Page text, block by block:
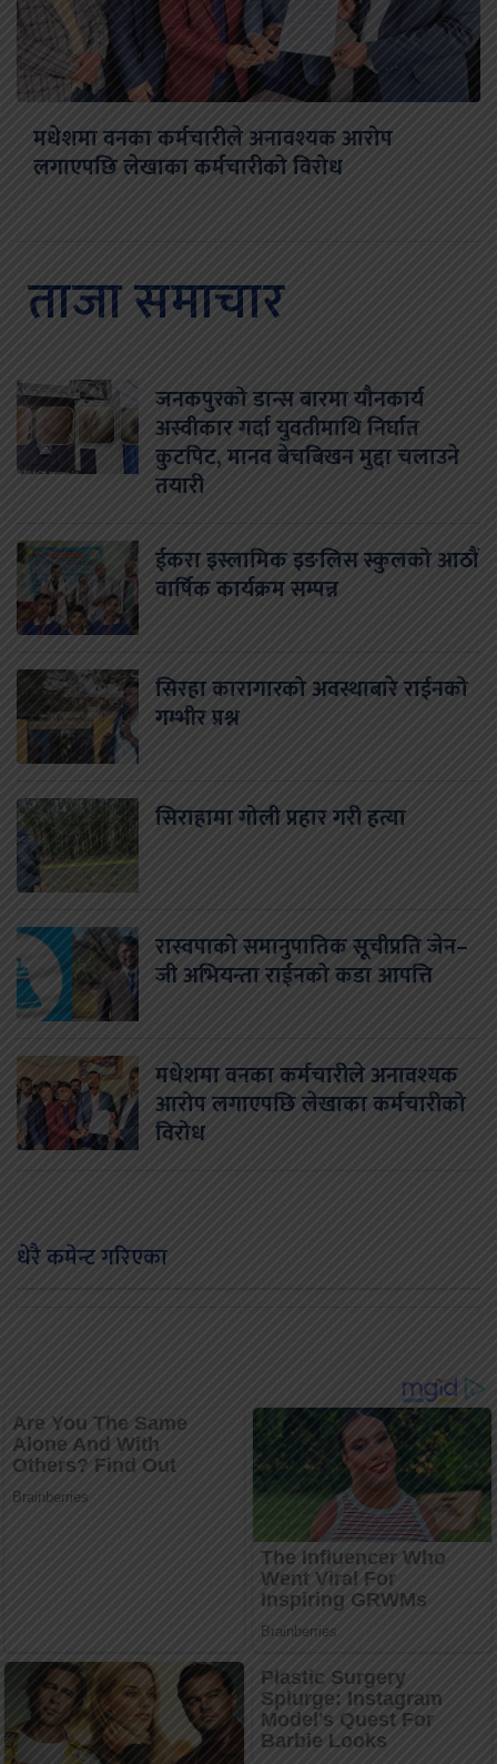
मधेशमा वनका कर्मचारीले अनावश्यक आरोप
लगाएपछि लेखाका कर्मचारीको विरोध
ताजा समाचार
जनकपुरको डान्स बारमा यौनकार्य
अस्वीकार गर्दा युवतीमाथि निर्घात
कुटपिट, मानव बेचबिखन मुद्दा चलाउने
तयारी
ईकरा इस्लामिक इङलिस स्कुलको आठौं
वार्षिक कार्यक्रम सम्पन्न
सिरहा कारागारको अवस्थाबारे राईनको
गम्भीर प्रश्न
सिराहामा गोली प्रहार गरी हत्या
रास्वपाको समानुपातिक सूचीप्रति जेन–
जी अभियन्ता राईनको कडा आपत्ति
मधेशमा वनका कर्मचारीले अनावश्यक
आरोप लगाएपछि लेखाका कर्मचारीको
विरोध
धेरै कमेन्ट गरिएका